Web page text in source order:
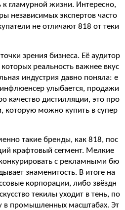
к гламурной жизни. Интересно,
независимых экспертов часто
не отличают 818 от теки
зрения бизнеса. Её аудитор
реальность важнее вкус
индустрия давно поняла: е
улыбается, продажи
качество дистилляции, это про
которую можно купить в супер
такие бренды, как 818, пос
крафтовый сегмент. Мелкие
с рекламными бю
знаменитость. В итоге на
корпорации, либо звёздн
текилы уходит в тень, по
в промышленных масштабах. Эт